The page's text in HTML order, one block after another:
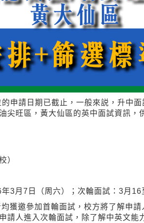
申請日期已截止，一般來説，升中
尖旺區，黃大仙區的英中面試資訊，
）
3月7日（周六）；次輪面試：3月16
獲邀參加首輪面試，校方將了解申
請人進入次輪面試，除了解中英文能